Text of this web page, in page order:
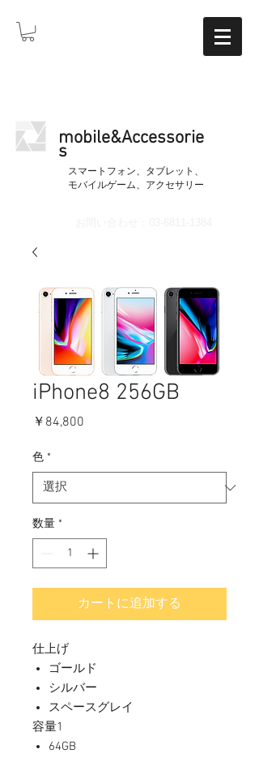
mobile&Accessorie
s
​スマートフォン、タブレット、
モバイルゲーム、アクセサリー
iPhone8 256GB
￥84,800
色 *
数量 *
カートに追加する
仕上げ
ゴールド
シルバー
スペースグレイ
容量1
64GB